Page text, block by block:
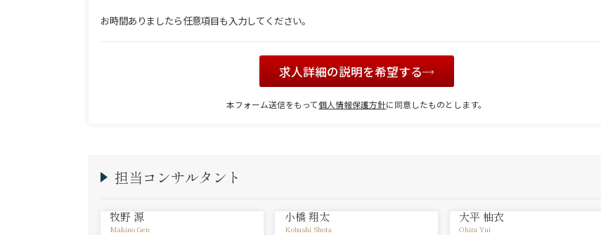
お時間ありましたら任意項目も入力してください。
求人詳細の説明を希望する
本フォーム送信をもって個人情報保護方針に同意したものとします。
担当コンサルタント
牧野 源
Makino Gen
小橋 翔太
Kobashi Shota
大平 柚衣
Ohira Yui